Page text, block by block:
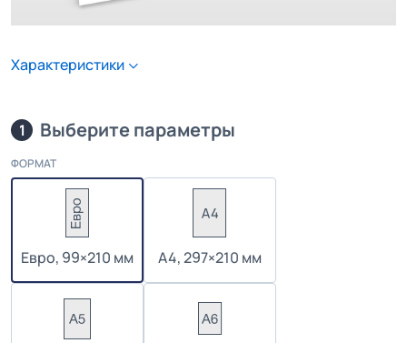
Характеристики
1 Выберите параметры
ФОРМАТ
Евро, 99×210 мм А4, 297×210 мм